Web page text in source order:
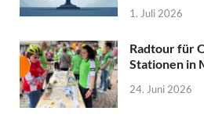
1. Juli 2026
Radtour für
Stationen in
24. Juni 2026